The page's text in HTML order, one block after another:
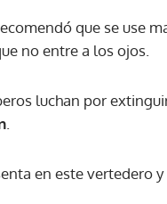
que se use
no entre a los ojos.
luchan por
en este vertedero